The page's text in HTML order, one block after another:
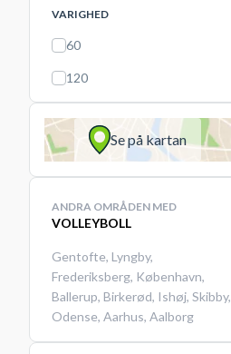
VARIGHED
60
120
Se på kartan
ANDRA OMRÅDEN MED
VOLLEYBOLL
Gentofte, Lyngby,
Frederiksberg, København,
Ballerup, Birkerød, Ishøj, Skibby,
Odense, Aarhus, Aalborg